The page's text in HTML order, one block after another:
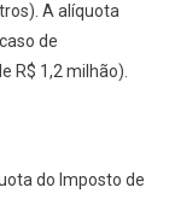
A alíquota
de
R$ 1,2 milhão).
do Imposto de